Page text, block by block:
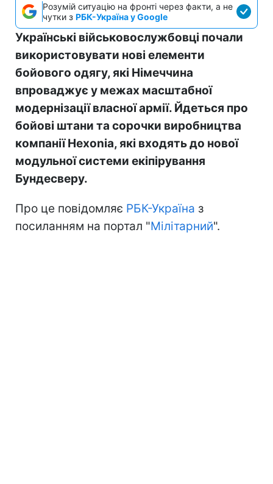
Розумій ситуацію на фронті через факти, а не
чутки з РБК-Україна у Google
Українські військовослужбовці почали
використовувати нові елементи
бойового одягу, які Німеччина
впроваджує у межах масштабної
модернізації власної армії. Йдеться про
бойові штани та сорочки виробництва
компанії Hexonia, які входять до нової
модульної системи екіпірування
Бундесверу.
Про це повідомляє РБК-Україна з
посиланням на портал "Мілітарний".